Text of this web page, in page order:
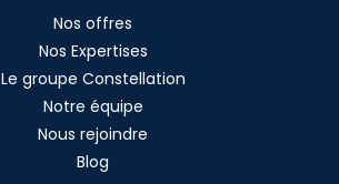
Nos offres
Nos Expertises
Le groupe Constellation
Notre équipe
Nous rejoindre
Blog